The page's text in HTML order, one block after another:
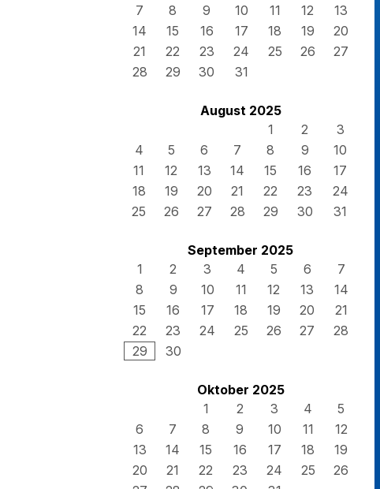
7
8 9 10 11 12
13
14
15 16 17 18 19
20
21
22 23 24 25 26
27
28
29 30 31
August 2025
1
2
3
4
5 6 7 8 9
10
11
12 13 14 15 16
17
18
19 20 21 22 23
24
25
26 27 28 29 30 31
September 2025
1
2 3 4 5 6
7
8
9 10 11 12 13
14
15
16 17 18 19 20
21
22
23 24 25 26 27
28
29
30
Oktober 2025
1
2 3 4
5
6
7 8 9 10 11
12
13
14 15 16 17 18
19
20
21 22 23 24 25
26